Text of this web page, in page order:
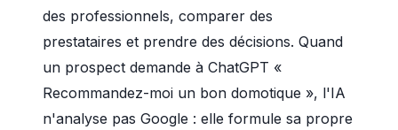
des professionnels, comparer des
prestataires et prendre des décisions. Quand
un prospect demande à ChatGPT «
Recommandez-moi un bon domotique », l'IA
n'analyse pas Google : elle formule sa propre